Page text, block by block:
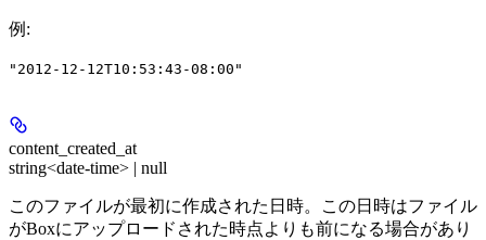
例 :
"2012-12-12T10:53:43-08:00"
content_created_at
string<date-time> | null
このファイルが最初に作成された日時。この日時はファイル
がBoxにアップロードされた時点よりも前になる場合があり